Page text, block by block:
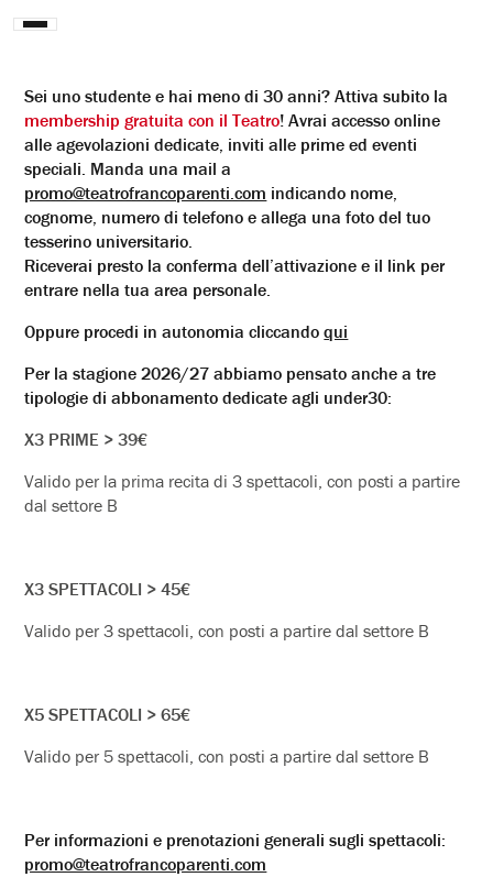
Interrompi
Sei uno studente e hai meno di 30 anni? Attiva subito la
membership gratuita con il Teatro! Avrai accesso online
alle agevolazioni dedicate, inviti alle prime ed eventi
speciali. Manda una mail a
promo@teatrofrancoparenti.com indicando nome,
cognome, numero di telefono e allega una foto del tuo
tesserino universitario.
Riceverai presto la conferma dell’attivazione e il link per
entrare nella tua area personale.
Oppure procedi in autonomia cliccandoqui
Per la stagione 2026/27 abbiamo pensato anche a tre
tipologie di abbonamento dedicate agli under30:
X3 PRIME > 39€
Valido per la prima recita di 3 spettacoli, con posti a partire
dal settore B
X3 SPETTACOLI > 45€
Valido per 3 spettacoli, con posti a partire dal settore B
X5 SPETTACOLI > 65€
Valido per 5 spettacoli, con posti a partire dal settore B
Per informazioni e prenotazioni generali sugli spettacoli:
promo@teatrofrancoparenti.com